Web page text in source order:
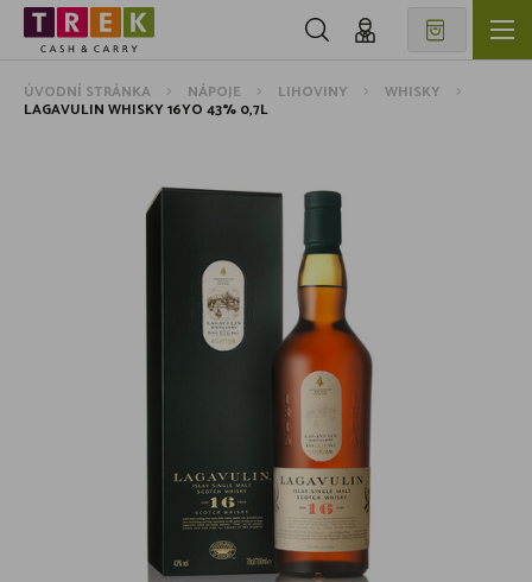
ÚVODNÍ STRÁNKA NÁPOJE LIHOVINY WHISKY
LAGAVULIN WHISKY 16YO 43% 0,7L